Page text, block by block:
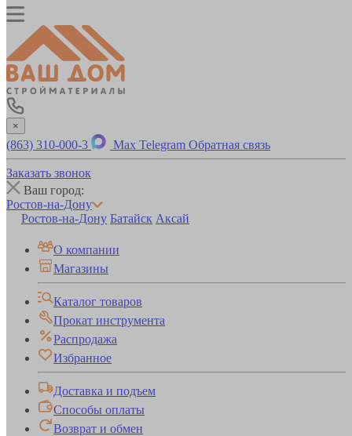
×
(863) 310-000-3 Max Telegram Обратная связь
Заказать звонок
Ваш город:
Ростов-на-Дону
Ростов-на-Дону Батайск Аксай
О компании
Магазины
Каталог товаров
Прокат инструмента
Распродажа
Избранное
Доставка и подъем
Способы оплаты
Возврат и обмен